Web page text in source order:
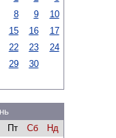
8 9
10
15 16
17
22 23
24
29 30
Пт Сб
Нд